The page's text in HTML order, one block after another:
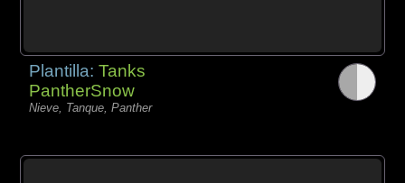
Plantilla:Tanks
PantherSnow
Nieve, Tanque, Panther